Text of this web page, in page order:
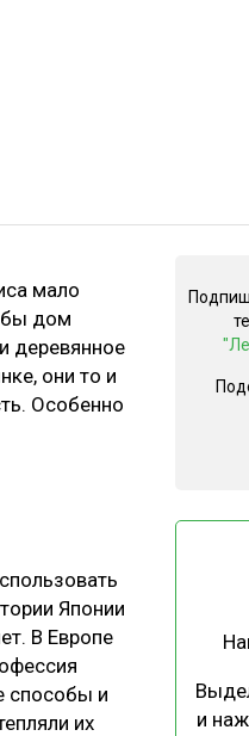
мало
бы дом
деревянное
они то и
Особенно
Японии
В Европе
способы и
их
и